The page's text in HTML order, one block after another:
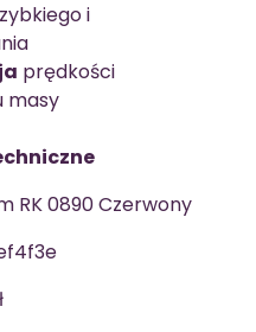
i
prędkości
masy
RK 0890 Czerwony